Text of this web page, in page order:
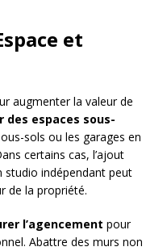
et
augmenter la valeur de
des espaces sous-
sols ou les garages en
certains cas, l’ajout
studio indépendant peut
de la propriété.
l’agencement pour
Abattre des murs non